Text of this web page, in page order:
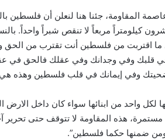
المقاومة، جئنا هنا لنعلن أن فلسطين
كيلومتراً مربعاً لا تنقص شبراً واحداً.
ما اقتربت من فلسطين أنت تقترب من الحق
قلبك وفي وجدانك وفي عقلك فالحق في
وفي إيمانك في قلب فلسطين وهذه هي
لكل واحد من ابنائها سواء كان داخل الارض
مستمرة، هذه المقاومة لا تتوقف حتى
ومن ضمنها حكما فلسطين”.